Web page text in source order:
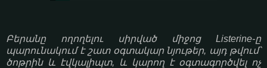
Բերանը ողողելու սիրված միջոց Listerine-ը
պարունակում է շատ օգտակար նյութեր, այդ թվում՝
ծոթրին և էվկալիպտ, և կարող է օգտագործվել ոչ